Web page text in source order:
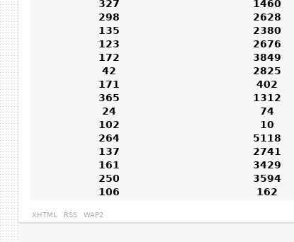
1460
327
2628
298
2380
135
2676
123
3849
172
2825
42
402
171
1312
365
74
24
10
102
5118
264
2741
137
3429
161
3594
250
162
106
XHTML RSS WAP2